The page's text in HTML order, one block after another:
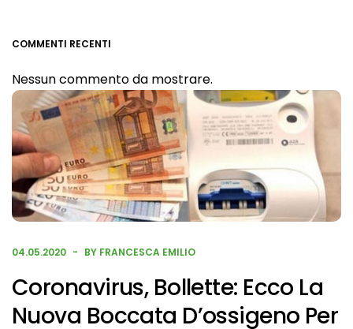
04.05.2020 BY FRANCESCA EMILIO
Coronavirus, Bollette: Ecco La
Nuova Boccata D’ossigeno Per
COMMENTI RECENTI
Nessun commento da mostrare.